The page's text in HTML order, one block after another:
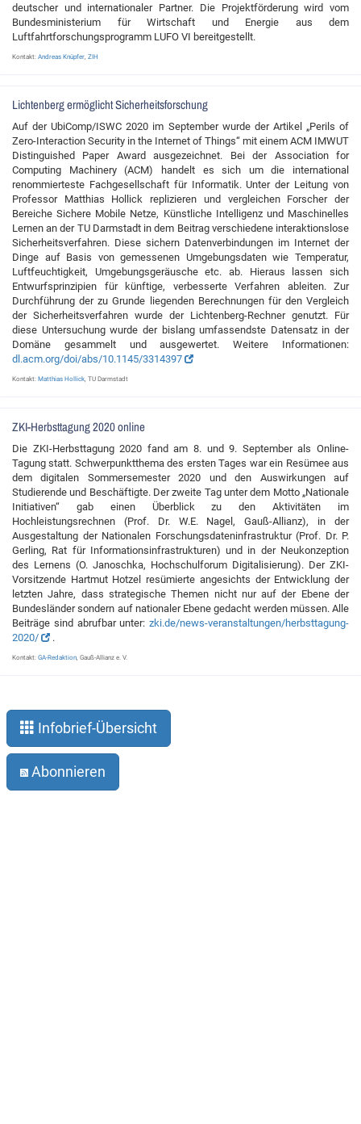
deutscher und internationaler Partner. Die Projektförderung wird vom
Bundesministerium für Wirtschaft und Energie aus dem
Luftfahrtforschungsprogramm LUFO VI bereitgestellt.
Kontakt: Andreas Knüpfer ZIH
Lichtenberg ermöglicht Sicherheitsforschung
Auf der UbiComp/ISWC 2020 im September wurde der Artikel „Perils of
Zero-Interaction Security in the Internet of Things“ mit einem ACM IMWUT
Distinguished Paper Award ausgezeichnet. Bei der Association for
Computing Machinery (ACM) handelt es sich um die international
renommierteste Fachgesellschaft für Informatik. Unter der Leitung von
Professor Matthias Hollick replizieren und vergleichen Forscher der
Bereiche Sichere Mobile Netze, Künstliche Intelligenz und Maschinelles
Lernen an der TU Darmstadt in dem Beitrag verschiedene interaktionslose
Sicherheitsverfahren. Diese sichern Datenverbindungen im Internet der
Dinge auf Basis von gemessenen Umgebungsdaten wie Temperatur,
Luftfeuchtigkeit, Umgebungsgeräusche etc. ab. Hieraus lassen sich
Entwurfsprinzipien für künftige, verbesserte Verfahren ableiten. Zur
Durchführung der zu Grunde liegenden Berechnungen für den Vergleich
der Sicherheitsverfahren wurde der Lichtenberg-Rechner genutzt. Für
diese Untersuchung wurde der bislang umfassendste Datensatz in der
Domäne gesammelt und ausgewertet. Weitere Informationen:
dl.acm.org/doi/abs/10.1145/3314397
Kontakt: Matthias Hollick , TU Darmstadt
ZKI-Herbsttagung 2020 online
Die ZKI-Herbsttagung 2020 fand am 8. und 9. September als Online-
Tagung statt. Schwerpunktthema des ersten Tages war ein Resümee aus
dem digitalen Sommersemester 2020 und den Auswirkungen auf
Studierende und Beschäftigte. Der zweite Tag unter dem Motto „Nationale
Initiativen“ gab einen Überblick zu den Aktivitäten im
Hochleistungsrechnen (Prof. Dr. W.E. Nagel, Gauß-Allianz), in der
Ausgestaltung der Nationalen Forschungsdateninfrastruktur (Prof. Dr. P.
Gerling, Rat für Informationsinfrastrukturen) und in der Neukonzeption
des Lernens (O. Janoschka, Hochschulforum Digitalisierung). Der ZKI-
Vorsitzende Hartmut Hotzel resümierte angesichts der Entwicklung der
letzten Jahre, dass strategische Themen nicht nur auf der Ebene der
Bundesländer sondern auf nationaler Ebene gedacht werden müssen. Alle
Beiträge sind abrufbar unter: zki.de/news-veranstaltungen/herbsttagung-
2020/
.
Kontakt: GA-Redaktion , Gauß-Allianz e. V.
Infobrief-Übersicht
Abonnieren